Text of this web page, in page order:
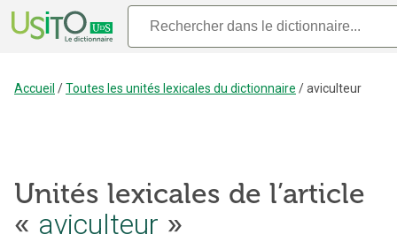
Accueil /Toutes les unités lexicales du dictionnaire /aviculteur
Unités lexicales de l’article
« aviculteur »